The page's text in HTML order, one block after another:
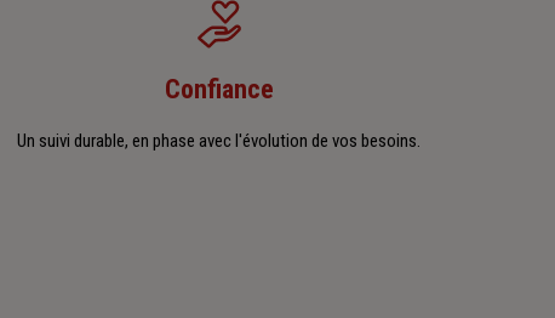
Confiance
Un suivi durable, en phase avec l'évolution de vos besoins.